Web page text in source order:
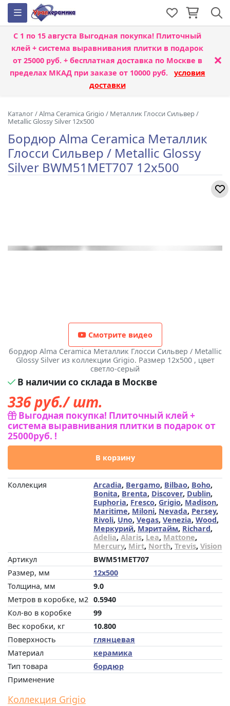
С 1 по 15 августа Выгодная покупка! Плиточный
клей + система выравнивания плитки в подарок
от 25000 руб. + бесплатная доставка по Москве в
пределах МКАД при заказе от 10000 руб. условия
доставки
×
Каталог/Alma Ceramica Grigio / Металлик Глосси Сильвер /
Metallic Glossy Silver 12x500
Бордюр Alma Ceramica Металлик
Глосси Сильвер / Metallic Glossy
Silver BWM51MET707 12x500
Смотрите видео
бордюр Alma Ceramica Металлик Глосси Сильвер / Metallic
Glossy Silver из коллекции Grigio. Размер 12x500 , цвет
светло-серый
В наличии со склада в Москве
336руб./ шт.
Выгодная покупка! Плиточный клей +
система выравнивания плитки в подарок от
25000руб. !
В корзину
Коллекция Arcadia, Bergamo, Bilbao, Boho,
Bonita, Brenta, Discover, Dublin,
Euphoria, Fresco, Grigio, Madison,
Maritime, Miloni, Nevada, Persey,
Rivoli, Uno, Vegas, Venezia, Wood,
Меркурий, Мэритайм, Richard,
Adelia, Alaris, Lea, Mattone,
Mercury, Mirt, North, Trevis, Vision
Артикул
BWM51MET707
Размер, мм
12x500
Толщина, мм
9.0
Метров в коробке, м2 0.5940
Кол-во в коробке
99
Вес коробки, кг
10.800
Поверхность
глянцевая
Материал
керамика
Тип товара
бордюр
Применение
Коллекция Grigio